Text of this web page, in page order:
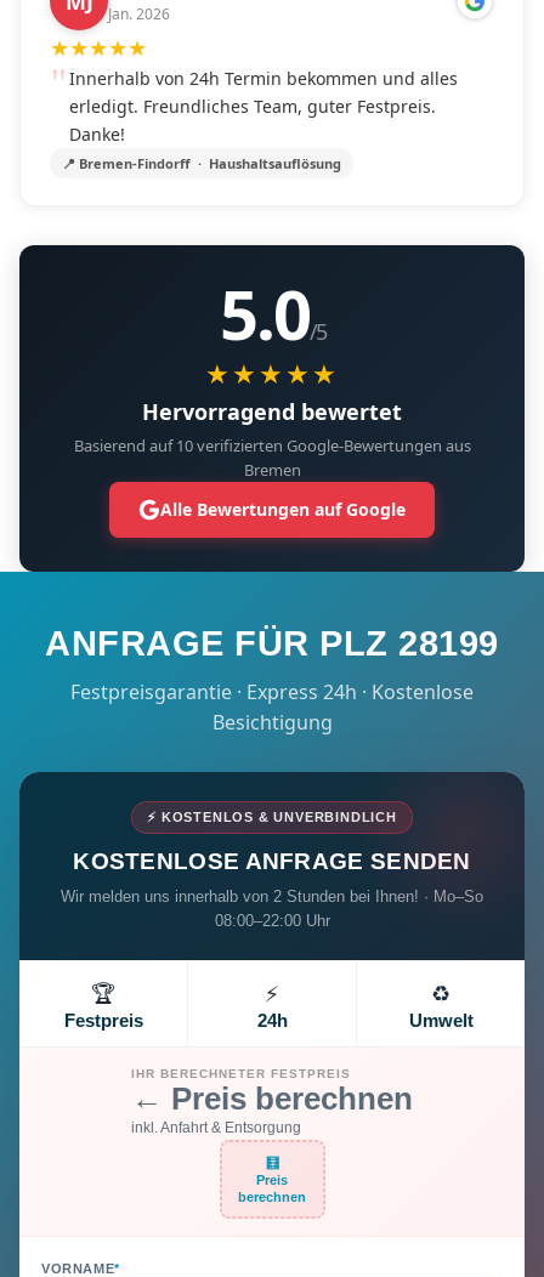
Jan. 2026
★★★★★
Innerhalb von 24h Termin bekommen und alles
erledigt. Freundliches Team, guter Festpreis.
Danke!
📍 Bremen-Findorff · Haushaltsauflösung
5.0/5
★★★★★
Hervorragend bewertet
Basierend auf 10 verifizierten Google-Bewertungen aus
Bremen
Alle Bewertungen auf Google
ANFRAGE FÜR PLZ 28199
Festpreisgarantie · Express 24h · Kostenlose
Besichtigung
⚡ KOSTENLOS & UNVERBINDLICH
KOSTENLOSE ANFRAGE SENDEN
Wir melden uns innerhalb von 2 Stunden bei Ihnen! · Mo–So
08:00–22:00 Uhr
🏆
Festpreis
⚡
24h
♻️
Umwelt
IHR BERECHNETER FESTPREIS
← Preis berechnen
inkl. Anfahrt & Entsorgung
🧮
Preis
berechnen
VORNAME*